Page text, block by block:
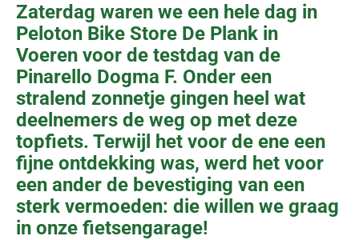
Zaterdag waren we een hele dag in
Peloton Bike Store De Plank in
Voeren voor de testdag van de
Pinarello Dogma F. Onder een
stralend zonnetje gingen heel wat
deelnemers de weg op met deze
topfiets. Terwijl het voor de ene een
fijne ontdekking was, werd het voor
een ander de bevestiging van een
sterk vermoeden: die willen we graag
in onze fietsengarage!